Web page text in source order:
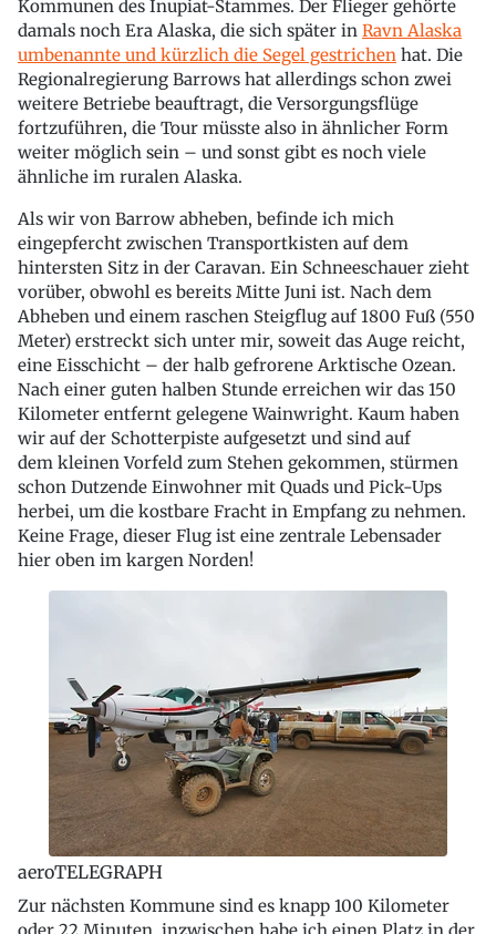
Kommunen des Inupiat-Stammes. Der Flieger gehörte
damals noch Era Alaska, die sich später in Ravn Alaska
umbenannte und kürzlich die Segel gestrichen hat. Die
Regionalregierung Barrows hat allerdings schon zwei
weitere Betriebe beauftragt, die Versorgungsflüge
fortzuführen, die Tour müsste also in ähnlicher Form
weiter möglich sein – und sonst gibt es noch viele
ähnliche im ruralen Alaska.
Als wir von Barrow abheben, befinde ich mich
eingepfercht zwischen Transportkisten auf dem
hintersten Sitz in der Caravan. Ein Schneeschauer zieht
vorüber, obwohl es bereits Mitte Juni ist. Nach dem
Abheben und einem raschen Steigflug auf 1800 Fuß (550
Meter) erstreckt sich unter mir, soweit das Auge reicht,
eine Eisschicht – der halb gefrorene Arktische Ozean.
Nach einer guten halben Stunde erreichen wir das 150
Kilometer entfernt gelegene Wainwright. Kaum haben
wir auf der Schotterpiste aufgesetzt und sind auf
dem kleinen Vorfeld zum Stehen gekommen, stürmen
schon Dutzende Einwohner mit Quads und Pick-Ups
herbei, um die kostbare Fracht in Empfang zu nehmen.
Keine Frage, dieser Flug ist eine zentrale Lebensader
hier oben im kargen Norden!
aeroTELEGRAPH
Zur nächsten Kommune sind es knapp 100 Kilometer